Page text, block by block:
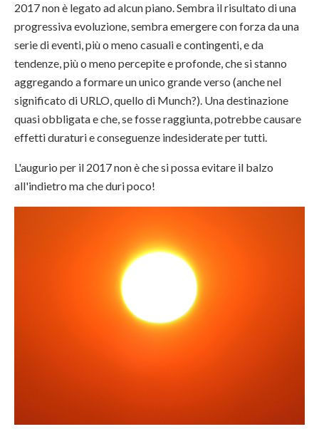
2017 non è legato ad alcun piano. Sembra il risultato di una
progressiva evoluzione, sembra emergere con forza da una
serie di eventi, più o meno casuali e contingenti, e da
tendenze, più o meno percepite e profonde, che si stanno
aggregando a formare un unico grande verso (anche nel
significato di URLO, quello di Munch?). Una destinazione
quasi obbligata e che, se fosse raggiunta, potrebbe causare
effetti duraturi e conseguenze indesiderate per tutti.
L'augurio per il 2017 non è che si possa evitare il balzo
all'indietro ma che duri poco!